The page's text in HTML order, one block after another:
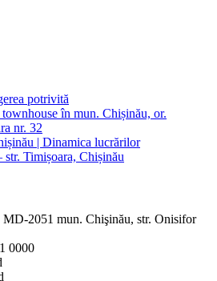
potrivită
în mun. Chișinău, or.
nr. 32
| Dinamica lucrărilor
str. Timișoara, Chișinău
2051 mun. Chişinău, str. Onisifor
0000